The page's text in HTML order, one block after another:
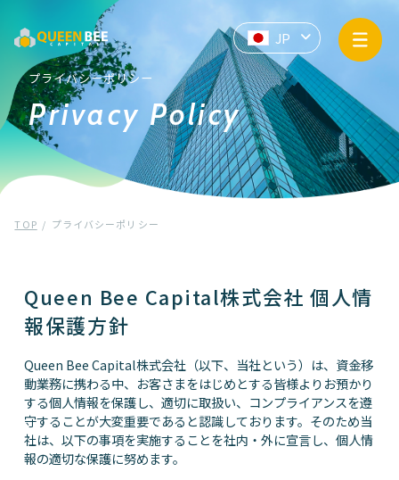
サービス情報
API提供
企業情報
お知らせ
プライバシーポリシー
JP
EN
ZH
プライバシーポリシー
Privacy Policy
TOP プライバシーポリシー
Queen Bee Capital株式会社 個人情
報保護方針
Queen Bee Capital株式会社（以下、当社という）は、資金移
動業務に携わる中、お客さまをはじめとする皆様よりお預かり
する個人情報を保護し、適切に取扱い、コンプライアンスを遵
守することが大変重要であると認識しております。そのため当
社は、以下の事項を実施することを社内・外に宣言し、個人情
報の適切な保護に努めます。